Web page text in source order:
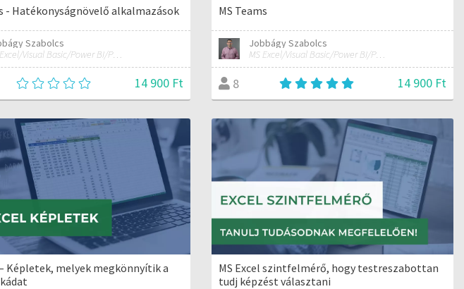
- Hatékonyságnövelő alkalmazások
Szabolcs
MS Excel/Visual Basic/Power BI/Python adatelemzési szakértő
14 900 Ft
MS Teams
Jobbágy Szabolcs
MS Excel/Visual Basic/Power BI/Python adatelemzési szakértő
8 14 900 Ft
– Képletek, melyek megkönnyítik a
MS Excel szintfelmérő, hogy testreszabottan
tudj képzést választani